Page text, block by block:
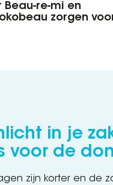
Beau-re-mi en
zorgen
in je
voor de
zijn korter en de